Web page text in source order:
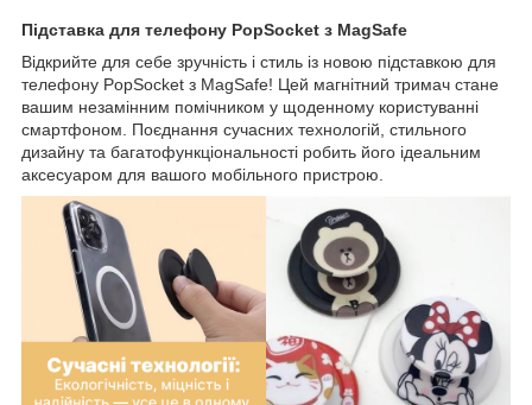
Підставка для телефону PopSocket з MagSafe
Відкрийте для себе зручність і стиль із новою підставкою для
телефону PopSocket з MagSafe! Цей магнітний тримач стане
вашим незамінним помічником у щоденному користуванні
смартфоном. Поєднання сучасних технологій, стильного
дизайну та багатофункціональності робить його ідеальним
аксесуаром для вашого мобільного пристрою.